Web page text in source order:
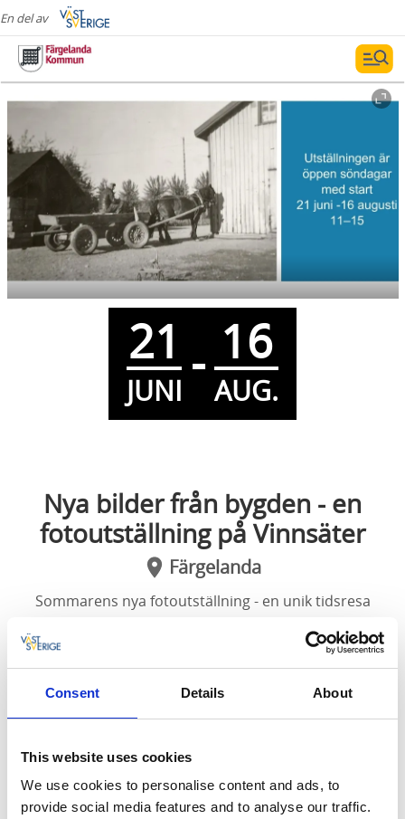
Consent Details About
This website uses cookies
We use cookies to personalise content and ads, to
provide social media features and to analyse our traffic.
En del av
21
JUNI - 16
AUG.
Nya bilder från bygden - en
fotoutställning på Vinnsäter
Färgelanda
Sommarens nya fotoutställning - en unik tidsresa
Vinnsäters hembygdsgård
unik tidsresa genom Järbos historia.
Den 21 juni - 16 augusti på Vinnsäters